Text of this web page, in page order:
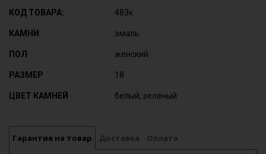
КОД ТОВАРА: 483к
КАМНИ эмаль
ПОЛ женский
РАЗМЕР 18
ЦВЕТ КАМНЕЙ белый, зелёный
Гарантия на товар Доставка Оплата